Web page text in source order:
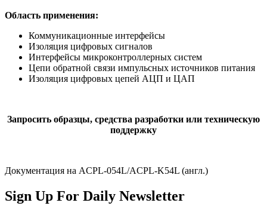
Область применения:
Коммуникационные интерфейсы
Изоляция цифровых сигналов
Интерфейсы микроконтроллерных систем
Цепи обратной связи импульсных источников питания
Изоляция цифровых цепей АЦП и ЦАП
Запросить образцы, средства разработки или техническую
поддержку
Документация на ACPL-054L/ACPL-K54L (англ.)
Sign Up For Daily Newsletter